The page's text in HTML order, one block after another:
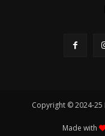
Copyright © 2024-25
Made with